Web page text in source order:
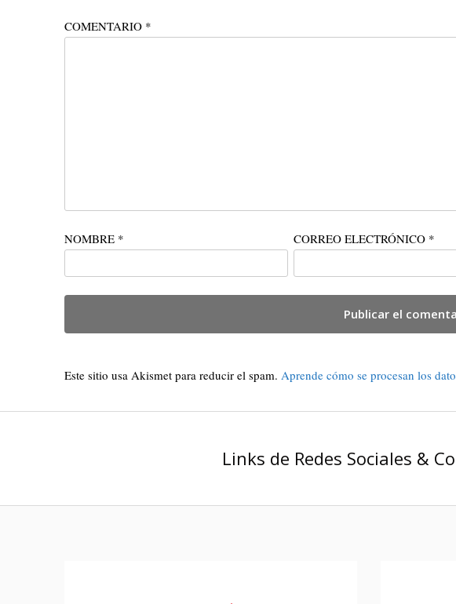
COMENTARIO *
NOMBRE * CORREO ELECTRÓNICO *
Este sitio usa Akismet para reducir el spam. Aprende cómo se procesan los
Links de Redes Sociales &